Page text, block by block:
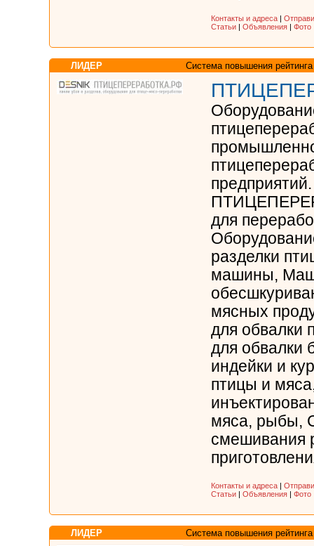
Контакты и адреса |
Статьи | Объявления | Фото
ЛИДЕР Система повышения рейтинга
предприятий.
для
разделки
машины,
мясных
для обвалки
для обвалки
индейки и
птицы и
мяса, рыбы,
смешивания
Контакты и адреса |
Статьи | Объявления | Фото
ЛИДЕР Система повышения рейтинга